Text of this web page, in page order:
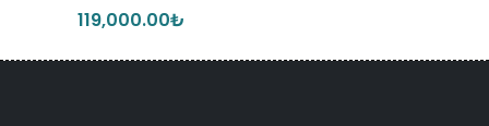
fiyat:
119,000.00₺